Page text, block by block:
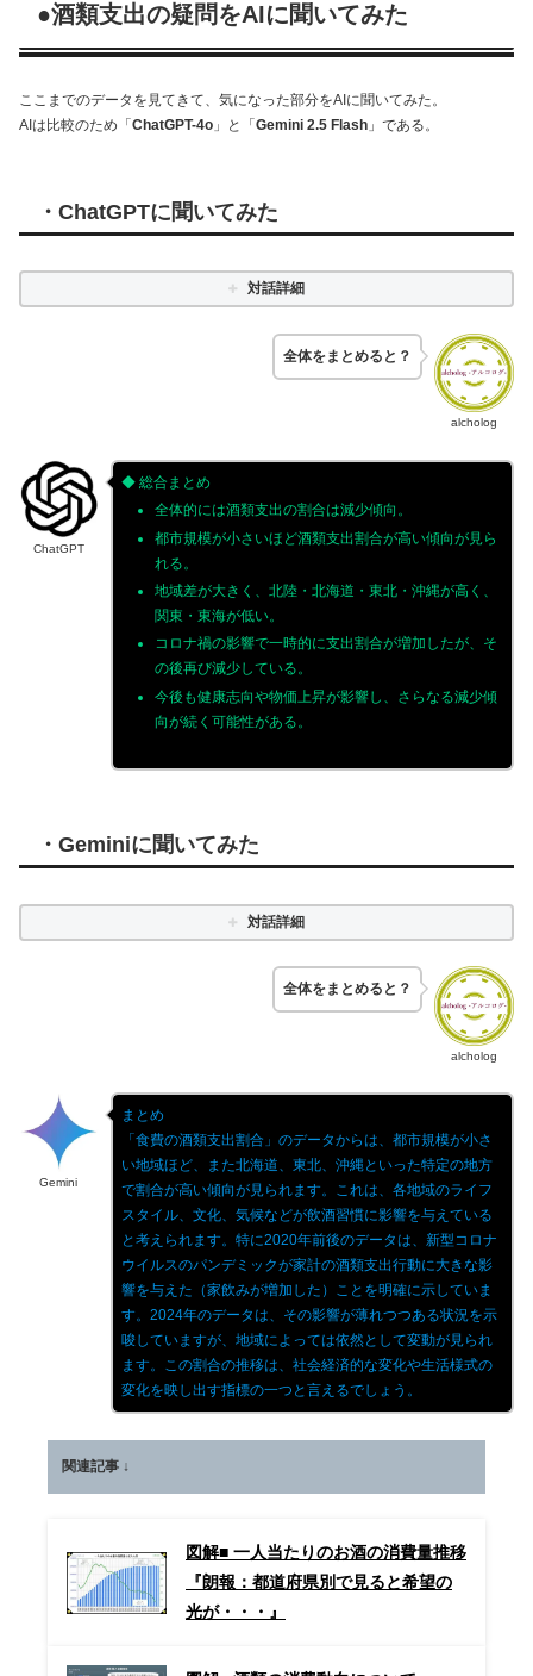
●酒類支出の疑問をAIに聞いてみた
ここまでのデータを見てきて、気になった部分をAIに聞いてみた。
AIは比較のため「 ChatGPT-4o 」と「 Gemini 2.5 Flash 」である。
・ ChatGPTに聞いてみた
対話詳細
alcholog
全体をまとめると？
ChatGPT
◆ 総合まとめ
全体的には酒類支出の割合は減少傾向。
都市規模が小さいほど酒類支出割合が高い傾向が見ら
れる。
地域差が大きく、北陸・北海道・東北・沖縄が高く、
関東・東海が低い。
コロナ禍の影響で一時的に支出割合が増加したが、そ
の後再び減少している。
今後も健康志向や物価上昇が影響し、さらなる減少傾
向が続く可能性がある。
・ Geminiに聞いてみた
対話詳細
alcholog
全体をまとめると？
Gemini
まとめ
「食費の酒類支出割合」のデータからは、都市規模が小さ
い地域ほど、また北海道、東北、沖縄といった特定の地方
で割合が高い傾向が見られます。これは、各地域のライフ
スタイル、文化、気候などが飲酒習慣に影響を与えている
と考えられます。特に2020年前後のデータは、新型コロナ
ウイルスのパンデミックが家計の酒類支出行動に大きな影
響を与えた（家飲みが増加した）ことを明確に示していま
す。2024年のデータは、その影響が薄れつつある状況を示
唆していますが、地域によっては依然として変動が見られ
ます。この割合の推移は、社会経済的な変化や生活様式の
変化を映し出す指標の一つと言えるでしょう。
関連記事 ↓
図解■ 一人当たりのお酒の消費量推移
『朗報：都道府県別で見ると希望の
光が・・・』